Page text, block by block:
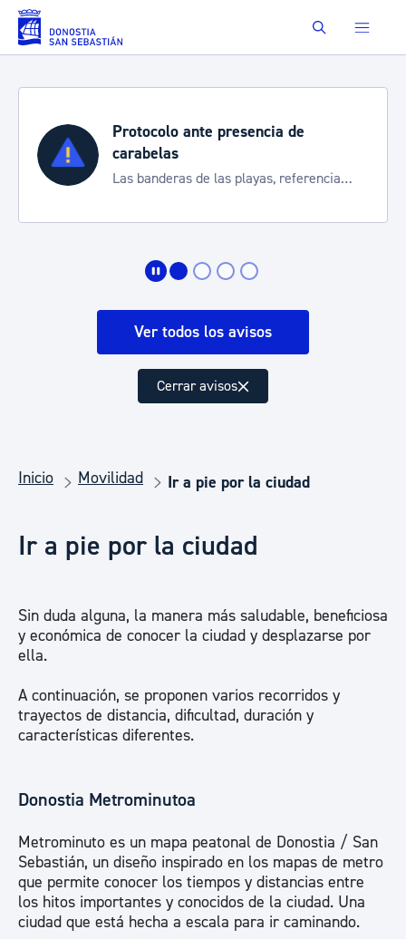
Saltar al contenido principal Buscar
Protocolo ante presencia de
carabelas
Las banderas de las playas, referencia
Ver todos los avisos
Cerrar avisos
Inicio Movilidad Ir a pie por la ciudad
Ir a pie por la ciudad
Sin duda alguna, la manera más saludable, beneficiosa
y económica de conocer la ciudad y desplazarse por
ella.
A continuación, se proponen varios recorridos y
trayectos de distancia, dificultad, duración y
características diferentes.​​​​​
Donostia Metrominutoa
Metrominuto es un mapa peatonal de Donostia / San
Sebastián, un diseño inspirado en los mapas de metro
que permite conocer los tiempos y distancias entre
los hitos importantes y conocidos de la ciudad. Una
ciudad que está hecha a escala para ir caminando.